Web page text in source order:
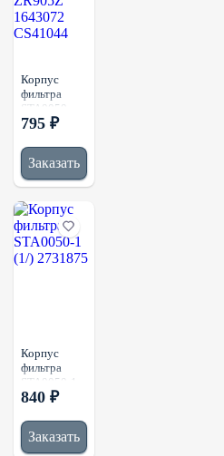
Корпус
фильтра
STA0050
(1/) P550952
1643072
CS41044
795 ₽
Заказать
Корпус
фильтра
STA0050-1
(1/) 2731875
840 ₽
Заказать